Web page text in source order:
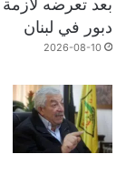
بعد تعرضه
دبور في لبنان
2026-08-10